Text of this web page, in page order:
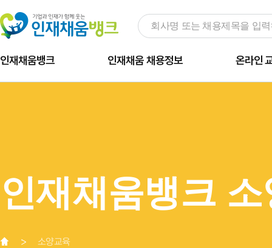
인재채움뱅크 인재채움 채용정보 온라인
인재채움뱅크
소양교육